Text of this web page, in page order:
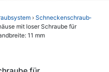
› Schnecken­schraub­
mit loser Schraube für
11 mm